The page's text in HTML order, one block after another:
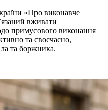
«Про виконавче
вживати
примусового виконання
та своєчасно,
та боржника.